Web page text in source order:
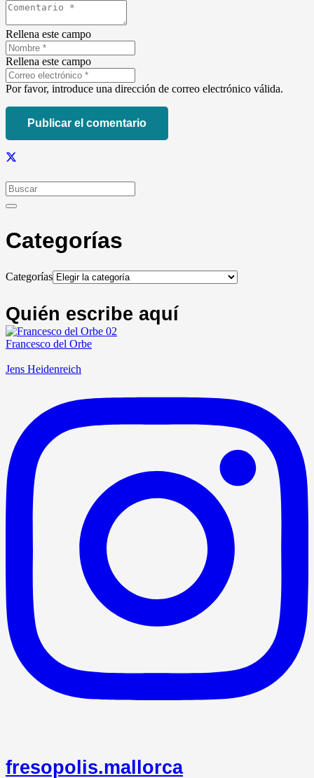
Rellena este campo
Rellena este campo
Por favor, introduce una dirección de correo electrónico válida.
Publicar el comentario
Categorías
Categorías
Quién escribe aquí
Francesco del Orbe
Jens Heidenreich
fresopolis.mallorca